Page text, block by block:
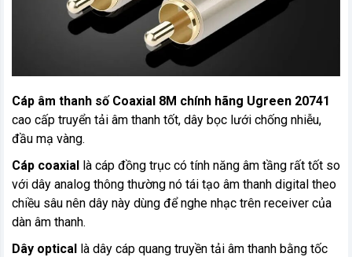
Cáp âm thanh số Coaxial 8M chính hãng Ugreen 20741
cao cấp truyển tải âm thanh tốt, dây bọc lưới chống nhiễu,
đầu mạ vàng.
Cáp coaxial là cáp đồng trục có tính năng âm tầng rất tốt so
với dây analog thông thường nó tái tạo âm thanh digital theo
chiều sâu nên dây này dùng để nghe nhạc trên receiver của
dàn âm thanh.
Dây optical là dây cáp quang truyền tải âm thanh bằng tốc